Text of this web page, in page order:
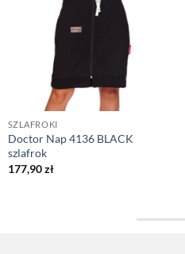
SZLAFROKI
Doctor Nap 4136 BLACK
szlafrok
177,90zł